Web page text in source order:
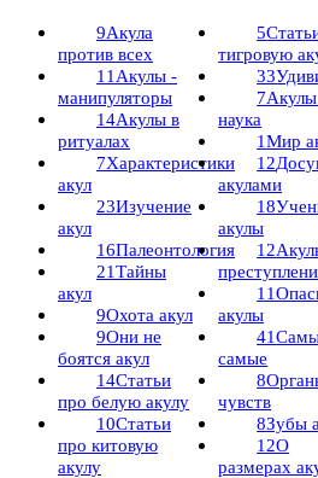
9Акула
против всех
11 Акулы -
манипуляторы
14Акулы в
ритуалах
7Характеристики
акул
23Изучение
акул
16Палеонтология
21Тайны
акул
9Охота акул
9Они не
боятся акул
14Статьи
про белую акулу
10Статьи
про китовую
акулу
5
тигровую
33
7
наука
1Мир
12
акулами
18
акулы
12
11
акулы
41
самые
8
чувств
8Зубы
12О
размерах